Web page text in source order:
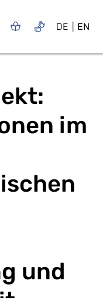
DE EN
im
und